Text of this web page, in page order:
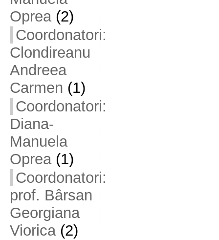
Oprea(2)
Coordonatori:
Clondireanu
Andreea
Carmen (1)
Coordonatori:
Diana-
Manuela
Oprea(1)
Coordonatori:
prof. Bârsan
Georgiana
Viorica(2)